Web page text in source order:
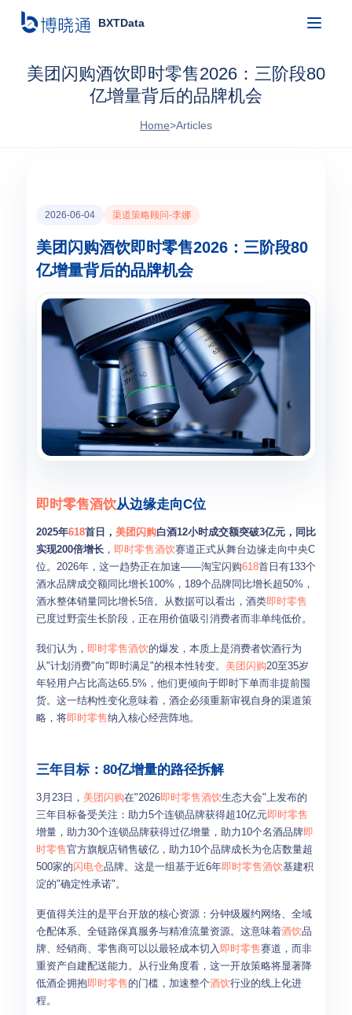
BXTData
美团闪购酒饮即时零售2026：三阶段80
亿增量背后的品牌机会
Home>Articles
2026-06-04 渠道策略顾问-李娜
美团闪购酒饮即时零售2026：三阶段80
亿增量背后的品牌机会
即时零售酒饮从边缘走向C位
2025年618首日， 美团闪购白酒12小时成交额突破3亿元，同比
实现200倍增长 ， 即时零售酒饮赛道正式从舞台边缘走向中央C
位。2026年，这一趋势正在加速——淘宝闪购618首日有133个
酒水品牌成交额同比增长100%，189个品牌同比增长超50%，
酒水整体销量同比增长5倍。从数据可以看出，酒类即时零售
已度过野蛮生长阶段，正在用价值吸引消费者而非单纯低价。
我们认为， 即时零售酒饮的爆发，本质上是消费者饮酒行为
从"计划消费"向"即时满足"的根本性转变。 美团闪购20至35岁
年轻用户占比高达65.5%，他们更倾向于即时下单而非提前囤
货。这一结构性变化意味着，酒企必须重新审视自身的渠道策
略，将即时零售纳入核心经营阵地。
三年目标：80亿增量的路径拆解
3月23日， 美团闪购在"2026即时零售酒饮生态大会"上发布的
三年目标备受关注：助力5个连锁品牌获得超10亿元即时零售
增量，助力30个连锁品牌获得过亿增量，助力10个名酒品牌即
时零售官方旗舰店销售破亿，助力10个品牌成长为仓店数量超
500家的闪电仓品牌。这是一组基于近6年即时零售酒饮基建积
淀的"确定性承诺"。
更值得关注的是平台开放的核心资源：分钟级履约网络、全域
仓配体系、全链路保真服务与精准流量资源。这意味着酒饮品
牌、经销商、零售商可以以最轻成本切入 即时零售赛道，而非
重资产自建配送能力。从行业角度看，这一开放策略将显著降
低酒企拥抱即时零售的门槛，加速整个酒饮行业的线上化进
程。